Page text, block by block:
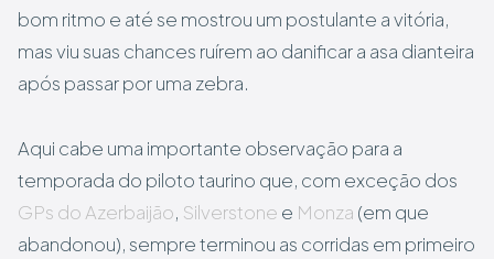
bom ritmo e até se mostrou um postulante a vitória,
mas viu suas chances ruírem ao danificar a asa dianteira
após passar por uma zebra.
Aqui cabe uma importante observação para a
temporada do piloto taurino que, com exceção dos
GPs do Azerbaijão, Silverstone e Monza (em que
abandonou), sempre terminou as corridas em primeiro